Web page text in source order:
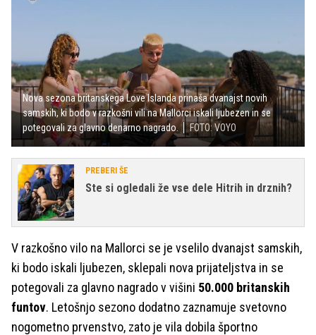
Nova sezona britanskega Love Islanda prinaša dvanajst novih
samskih, ki bodo v razkošni vili na Mallorci iskali ljubezen in se
potegovali za glavno denarno nagrado.
FOTO: VOYO
PREBERI ŠE
Ste si ogledali že vse dele Hitrih in drznih?
V razkošno vilo na Mallorci se je vselilo dvanajst samskih,
ki bodo iskali ljubezen, sklepali nova prijateljstva in se
potegovali za glavno nagrado v višini 50.000 britanskih
funtov. Letošnjo sezono dodatno zaznamuje svetovno
nogometno prvenstvo, zato je vila dobila športno